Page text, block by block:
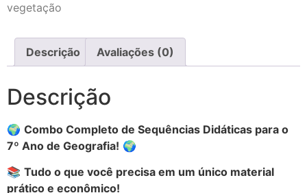
vegetação
Descrição Avaliações (0)
Descrição
🌍 Combo Completo de Sequências Didáticas para o
7º Ano de Geografia! 🌍
📚 Tudo o que você precisa em um único material
prático e econômico!